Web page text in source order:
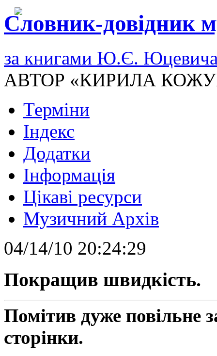
Словник-довідник
за книгами Ю.Є.
АВТОР «КИРИЛА
Терміни
Індекс
Додатки
Інформація
Цікаві ресурси
Музичний Архів
04/14/10 20:24:29
Покращив швидкість.
Помітив дуже повільне
сторінки.